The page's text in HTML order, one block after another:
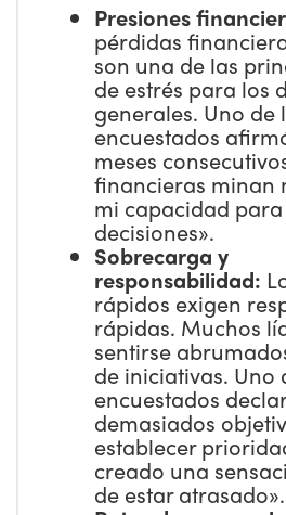
Presiones
pérdidas
son una de las
de estrés para los
generales. Uno de
encuestados
meses
financieras minan
mi capacidad
decisiones».
Sobrecarga y
responsabilidad:
rápidos exigen
rápidas. Muchos
sentirse
de iniciativas. Uno
encuestados
demasiados
establecer
creado una
de estar atrasado».